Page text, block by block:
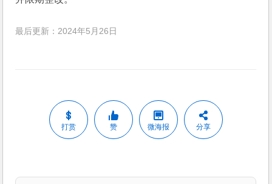
最后更新：2024年5月26日
打赏 赞 微海报 分享